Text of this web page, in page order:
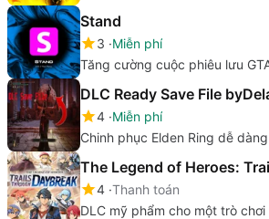
Stand
3 Miễn phí
Tăng cường cuộc phiêu lưu
4 Miễn phí
Chinh phục Elden Ring dễ
4 Thanh toán
DLC mỹ phẩm cho một trò